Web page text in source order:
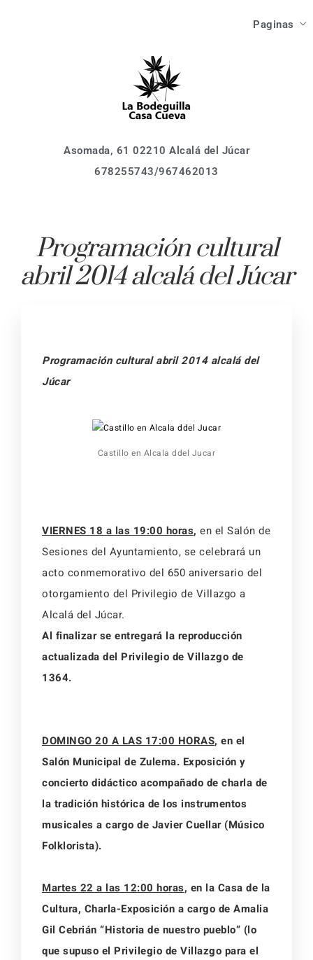
Paginas
Asomada, 61 02210 Alcalá del Júcar
678255743/967462013
Las
678255743/967462013
Programación cultural
abril 2014 alcalá del Júcar
Programación cultural abril 2014 alcalá del
Júcar
Castillo en Alcala ddel Jucar
VIERNES 18 a las 19:00 horas, en el Salón de
Sesiones del Ayuntamiento, se celebrará un
acto conmemorativo del 650 aniversario del
otorgamiento del Privilegio de Villazgo a
Alcalá del Júcar.
Al finalizar se entregará la reproducción
actualizada del Privilegio de Villazgo de
1364.
DOMINGO 20 A LAS 17:00 HORAS, en el
Salón Municipal de Zulema. Exposición y
concierto didáctico acompañado de charla de
la tradición histórica de los instrumentos
musicales a cargo de Javier Cuellar (Músico
Folklorista).
Martes 22 a las 12:00 horas, en la Casa de la
Cultura, Charla-Exposición a cargo de Amalia
Gil Cebrián “Historia de nuestro pueblo” (lo
que supuso el Privilegio de Villazgo para el